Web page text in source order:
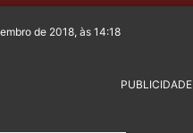
de 2018, às 14:18
PUBLICIDADE